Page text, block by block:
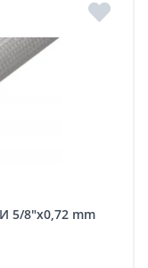
5/8"x0,72 mm